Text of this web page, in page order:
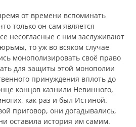
от времени вспоминать
только он сам является
несогласные с ним заслуживают
то уж во всяком случае
монополизировать своё право
для защиты этой монополии
принуждения вплоть до
концов казнили Невинного,
как раз и был Истиной.
приговор, они догадывались,
оставила история им самим.